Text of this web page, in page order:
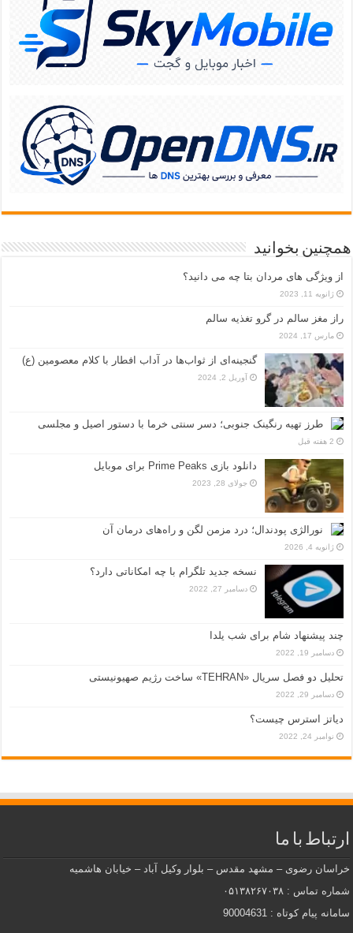
همچنین بخوانید
از ویژگی های مردان بتا چه می دانید؟
ژانویه 11, 2023
راز مغز سالم در گرو تغذیه سالم
مارس 17, 2024
گنجینه‌ای از ثواب‌ها در آداب افطار با کلام معصومین (ع)
آوریل 2, 2024
طرز تهیه رنگینک جنوبی؛ دسر سنتی خرما با دستور اصیل و مجلسی
2 هفته قبل
دانلود بازی Prime Peaks برای موبایل
جولای 28, 2023
نورالژی پودندال؛ درد مزمن لگن و راه‌های درمان آن
ژانویه 4, 2026
نسخه جدید تلگرام با چه امکاناتی دارد؟
دسامبر 27, 2022
چند پیشنهاد شام برای شب یلدا
دسامبر 19, 2022
تحلیل دو فصل سریال «TEHRAN» ساخت رژیم صهیونیستی
دسامبر 29, 2022
دیاتز استرس چیست؟
نوامبر 24, 2022
ارتباط با ما
خراسان رضوی – مشهد مقدس – بلوار وکیل آباد – خیابان هاشمیه
شماره تماس : ۰۵۱۳۸۲۶۷۰۳۸
سامانه پیام کوتاه : 90004631